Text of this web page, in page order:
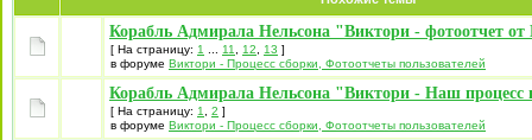
Корабль Адмирала Нельсона "Виктори - фотоотчет от
[ На страницу: 1 11 12 13 ]
в форуме Виктори - Процесс сборки, Фотоотчеты пользователей
Корабль Адмирала Нельсона "Виктори - Наш процесс
[ На страницу: 1 2 ]
в форуме Виктори - Процесс сборки, Фотоотчеты пользователей